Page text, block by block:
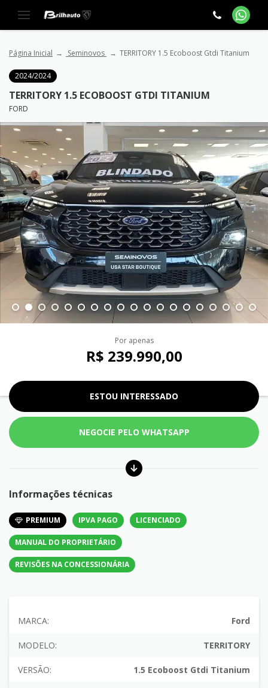
Página Inicial Seminovos TERRITORY 1.5 Ecoboost Gtdi Titanium
2024/2024
TERRITORY 1.5 ECOBOOST GTDI TITANIUM
FORD
Por apenas
R$ 239.990,00
ESTOU INTERESSADO
NEGOCIE PELO WHATSAPP
Informações técnicas
PREMIUM IPVA PAGO LICENCIADO
MANUAL DO PROPRIETÁRIO
REVISÕES NA CONCESSIONÁRIA
MARCA: Ford
MODELO: TERRITORY
VERSÃO: 1.5 Ecoboost Gtdi Titanium